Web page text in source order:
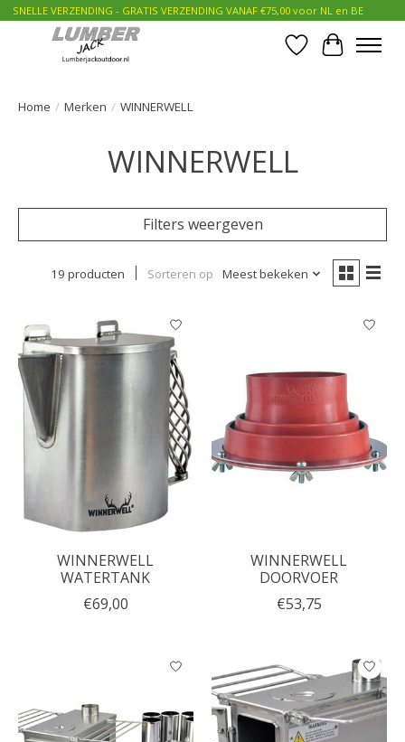
SNELLE VERZENDING - GRATIS VERZENDING VANAF €75,00 voor NL en BE
Verlanglijst
Home / Merken / WINNERWELL
WINNERWELL
Filters weergeven
19 producten Sorteren op Meest bekeken
WINNERWELL
WATERTANK
€69,00
WINNERWELL
DOORVOER
€53,75